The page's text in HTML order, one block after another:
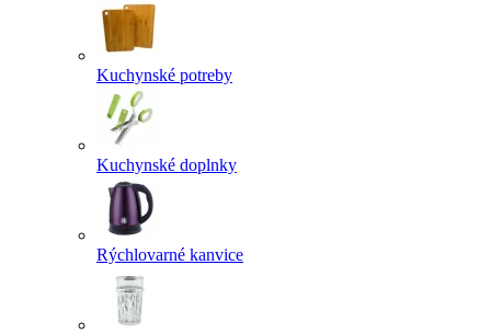
Kuchynské potreby
Kuchynské doplnky
Rýchlovarné kanvice